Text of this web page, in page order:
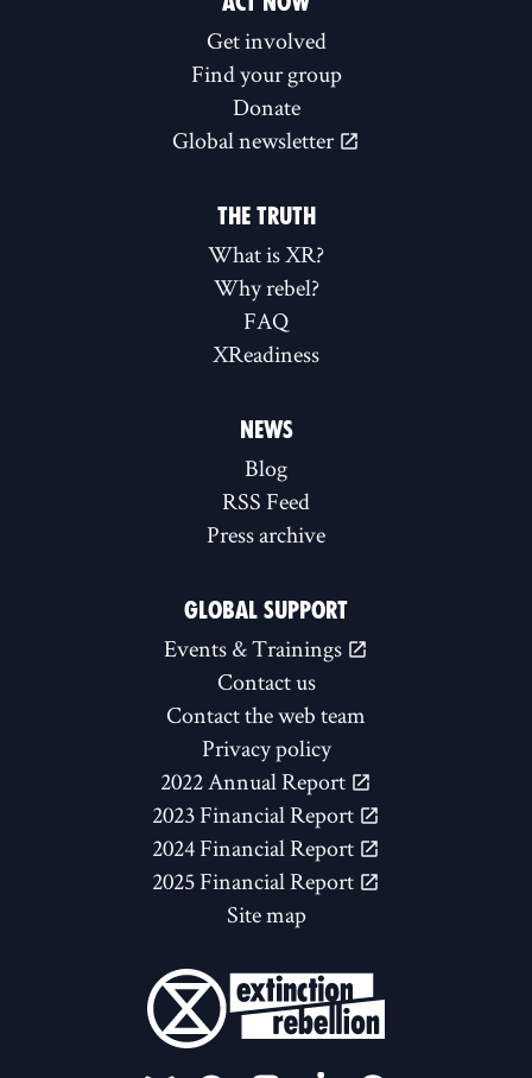
Get involved
Find your group
Donate
Global newsletter
THE TRUTH
What is XR?
Why rebel?
FAQ
XReadiness
NEWS
Blog
RSS Feed
Press archive
GLOBAL SUPPORT
Events & Trainings
Contact us
Contact the web team
Privacy policy
2022 Annual Report
2023 Financial Report
2024 Financial Report
2025 Financial Report
Site map